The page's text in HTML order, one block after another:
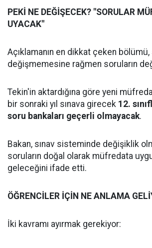
PEKİ NE DEĞİŞECEK? "SORULAR
UYACAK"
Açıklamanın en dikkat çeken
değişmemesine rağmen soruların
Tekin'in aktardığına göre yeni
bir sonraki yıl sınava girecek 12.
soru bankaları geçerli olmayacak.
Bakan, sınav sisteminde değişiklik
soruların doğal olarak müfredata
geleceğini ifade etti.
ÖĞRENCİLER İÇİN NE ANLAMA
İki kavramı ayırmak gerekiyor: